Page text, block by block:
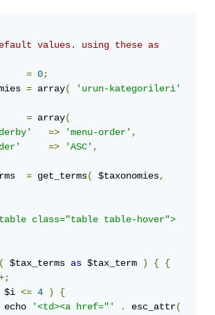
values. using these as
$i
= 0;
= array(
'urun-kategorileri'
= array(
=> 'menu-order',
=> 'ASC',
= get_terms( $taxonomies,
class="table table-hover">
( $tax_terms as $tax_term ) {
{
$i <= 4 )
{
            echo
'<td><a href="' . esc_attr(